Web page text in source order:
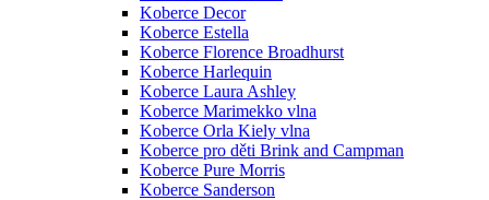
Koberce Decor
Koberce Estella
Koberce Florence Broadhurst
Koberce Harlequin
Koberce Laura Ashley
Koberce Marimekko vlna
Koberce Orla Kiely vlna
Koberce pro děti Brink and Campman
Koberce Pure Morris
Koberce Sanderson